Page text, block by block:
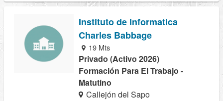
Instituto de Informatica
Charles Babbage
19 Mts
Privado (Activo 2026)
Formación Para El Trabajo -
Matutino
Callejón del Sapo